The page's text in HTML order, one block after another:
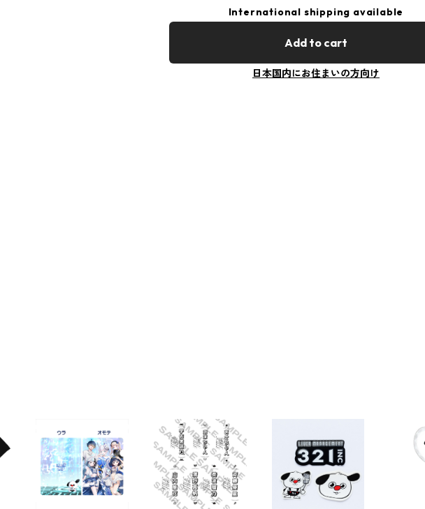
International shipping available
Add to cart
日本国内にお住まいの方向け